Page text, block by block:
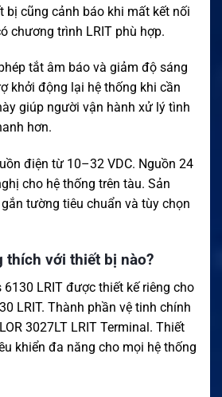
bị cũng cảnh báo khi mất kết nối
chương trình LRIT phù hợp.
tắt âm báo và giảm độ sáng
khởi động lại hệ thống khi cần
giúp người vận hành xử lý tình
hơn.
điện từ 10–32 VDC. Nguồn 24
cho hệ thống trên tàu. Sản
tường tiêu chuẩn và tùy chọn
thích với thiết bị nào?
6130 LRIT được thiết kế riêng cho
LRIT. Thành phần vệ tinh chính
3027LT LRIT Terminal. Thiết
khiển đa năng cho mọi hệ thống